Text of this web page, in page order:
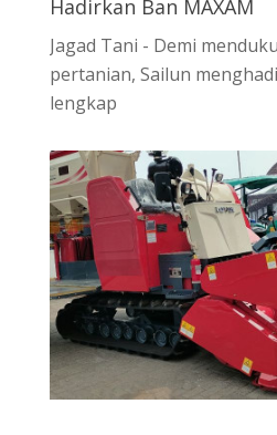
Hadirkan Ban MAXAM
Jagad Tani - Demi
pertanian, Sailun
lengkap